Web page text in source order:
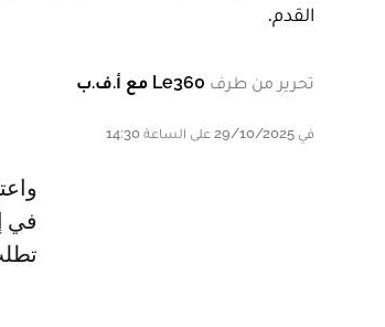
القدم.
تحرير من طرف Le360 مع أ.ف.ب
في 29/10/2025 على الساعة 14:30
واعتبر غوارديولا في حديث للموقع الرسمي لنادي مانشستر سيتي إنه لن يتردد